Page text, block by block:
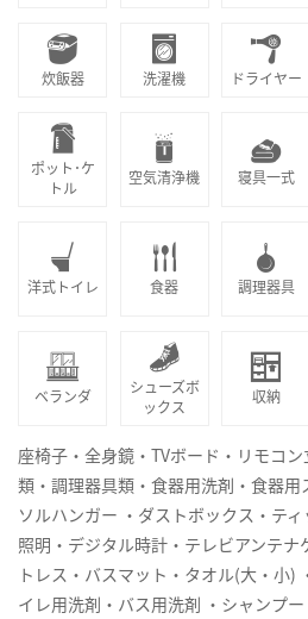
炊飯器 洗濯機 ドライヤー
ポット･ケ
トル
空気清浄機 寝具一式
洋式トイレ 食器 調理器具
ベランダ
シューズボ
ックス
収納
座椅子・全身鏡・TVボード・リモコ
類・調理器具類・食器用洗剤・食器
ソルハンガー ・ダストボックス・テ
照明・デジタル時計・テレビアンテナ
トレス・バスマット・タオル(大・小)
イレ用洗剤・バス用洗剤 ・シャンプー